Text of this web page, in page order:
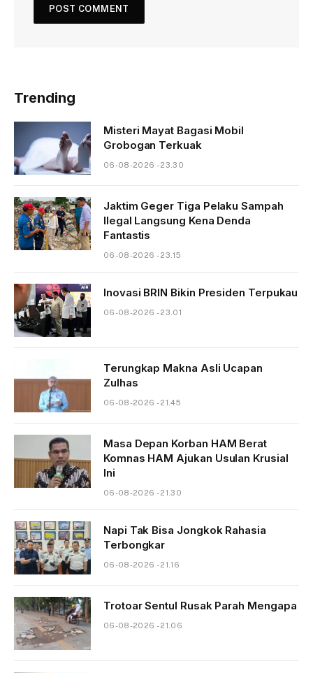
Trending
Misteri Mayat Bagasi Mobil
Grobogan Terkuak
06-08-2026 - 23.30
Jaktim Geger Tiga Pelaku Sampah
Ilegal Langsung Kena Denda
Fantastis
06-08-2026 - 23.15
Inovasi BRIN Bikin Presiden Terpukau
06-08-2026 - 23.01
Terungkap Makna Asli Ucapan
Zulhas
06-08-2026 - 21.45
Masa Depan Korban HAM Berat
Komnas HAM Ajukan Usulan Krusial
Ini
06-08-2026 - 21.30
Napi Tak Bisa Jongkok Rahasia
Terbongkar
06-08-2026 - 21.16
Trotoar Sentul Rusak Parah Mengapa
06-08-2026 - 21.06